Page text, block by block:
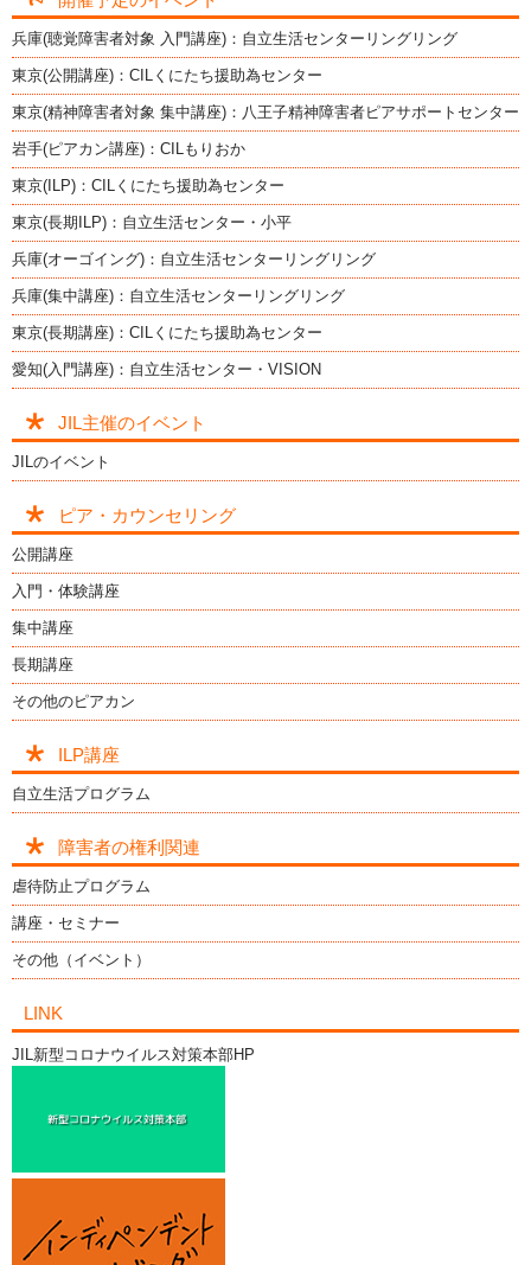
兵庫(聴覚障害者対象 入門講座)：自立生活センターリングリング
東京(公開講座)：CILくにたち援助為センター
東京(精神障害者対象 集中講座)：八王子精神障害者ピアサポートセンター
岩手(ピアカン講座)：CILもりおか
東京(ILP)：CILくにたち援助為センター
東京(長期ILP)：自立生活センター・小平
兵庫(オーゴイング)：自立生活センターリングリング
兵庫(集中講座)：自立生活センターリングリング
東京(長期講座)：CILくにたち援助為センター
愛知(入門講座)：自立生活センター・VISION
JIL主催のイベント
JILのイベント
ピア・カウンセリング
公開講座
入門・体験講座
集中講座
長期講座
その他のピアカン
ILP講座
自立生活プログラム
障害者の権利関連
虐待防止プログラム
講座・セミナー
その他（イベント）
LINK
JIL新型コロナウイルス対策本部HP